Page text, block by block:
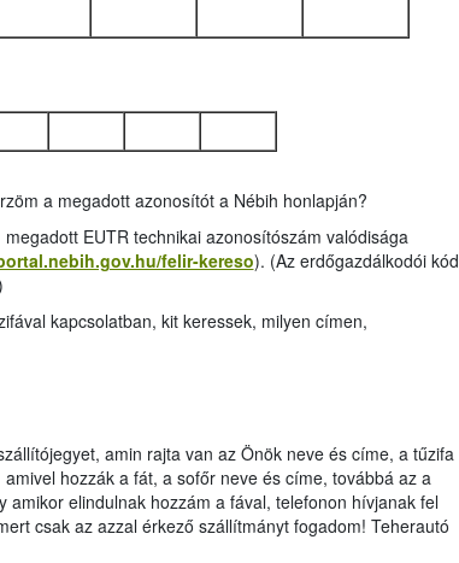
a megadott azonosítót a Nébih honlapján?
EUTR technikai azonosítószám valódisága
felir-kereso). (Az erdőgazdálkodói kód
kapcsolatban, kit keressek, milyen címen,
amin rajta van az Önök neve és címe, a tűzifa
hozzák a fát, a sofőr neve és címe, továbbá az a
amikor elindulnak hozzám a fával, telefonon hívjanak fel
csak az azzal érkező szállítmányt fogadom! Teherautó